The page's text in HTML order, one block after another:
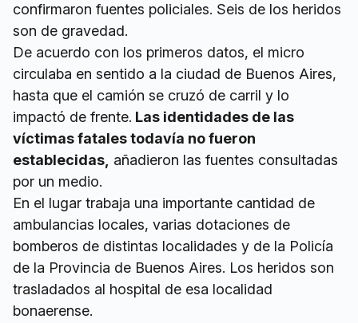
confirmaron fuentes policiales. Seis de los heridos
son de gravedad.
De acuerdo con los primeros datos, el micro
circulaba en sentido a la ciudad de Buenos Aires,
hasta que el camión se cruzó de carril y lo
impactó de frente. Las identidades de las
víctimas fatales todavía no fueron
establecidas, añadieron las fuentes consultadas
por un medio.
En el lugar trabaja una importante cantidad de
ambulancias locales, varias dotaciones de
bomberos de distintas localidades y de la Policía
de la Provincia de Buenos Aires. Los heridos son
trasladados al hospital de esa localidad
bonaerense.